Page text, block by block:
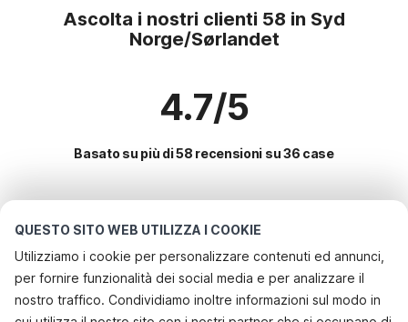
QUESTO SITO WEB UTILIZZA I COOKIE
Utilizziamo i cookie per personalizzare contenuti ed annunci,
per fornire funzionalità dei social media e per analizzare il
nostro traffico. Condividiamo inoltre informazioni sul modo in
Ascolta i nostri clienti 58 in Syd
Norge/Sørlandet
4.7/5
Basato su più di 58 recensioni su 36 case
Le destinazioni più popolari per le
vacanze
Servizi più popolari per le vacanze in Syd norge/sørlandet
Casa vacanze con barbecue